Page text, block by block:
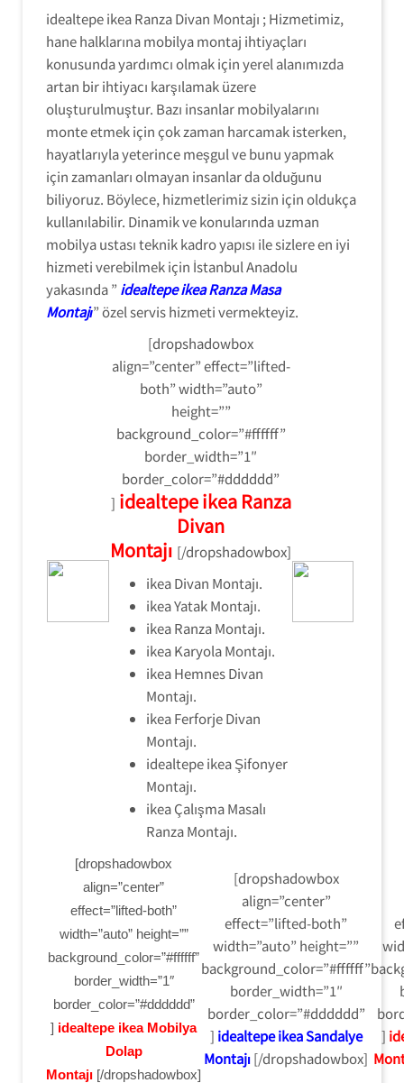
idealtepe ikea Ranza Divan Montajı ; Hizmetimiz,
hane halklarına mobilya montaj ihtiyaçları
konusunda yardımcı olmak için yerel alanımızda
artan bir ihtiyacı karşılamak üzere
oluşturulmuştur. Bazı insanlar mobilyalarını
monte etmek için çok zaman harcamak isterken,
hayatlarıyla yeterince meşgul ve bunu yapmak
için zamanları olmayan insanlar da olduğunu
biliyoruz. Böylece, hizmetlerimiz sizin için oldukça
kullanılabilir. Dinamik ve konularında uzman
mobilya ustası teknik kadro yapısı ile sizlere en iyi
hizmeti verebilmek için İstanbul Anadolu
yakasında ” idealtepe ikea Ranza Masa
Montajı” özel servis hizmeti vermekteyiz.
[dropshadowbox
align=”center” effect=”lifted-
both” width=”auto”
height=””
background_color=”#ffffff”
border_width=”1″
border_color=”#dddddd”
] idealtepe ikea Ranza
Divan
Montajı [/dropshadowbox]
ikea Divan Montajı.
ikea Yatak Montajı.
ikea Ranza Montajı.
ikea Karyola Montajı.
ikea Hemnes Divan
Montajı.
ikea Ferforje Divan
Montajı.
idealtepe ikea Şifonyer
Montajı.
ikea Çalışma Masalı
Ranza Montajı.
[dropshadowbox
align=”center”
effect=”lifted-both”
width=”auto” height=””
background_color=”#ffffff”
border_width=”1″
border_color=”#dddddd”
] idealtepe ikea Mobilya
Dolap
Montajı [/dropshadowbox]
[dropshadowbox
align=”center”
effect=”lifted-both”
width=”auto” height=””
background_color=”#ffffff”
border_width=”1″
border_color=”#dddddd”
] idealtepe ikea Sandalye
Montajı[/dropshadowbox]
]